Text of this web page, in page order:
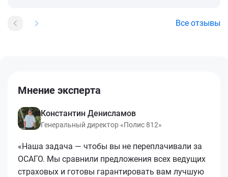
Все отзывы
Мнение эксперта
Константин Денисламов
Генеральный директор «Полис 812»
«Наша задача — чтобы вы не переплачивали за
ОСАГО. Мы сравнили предложения всех ведущих
страховых и готовы гарантировать вам лучшую